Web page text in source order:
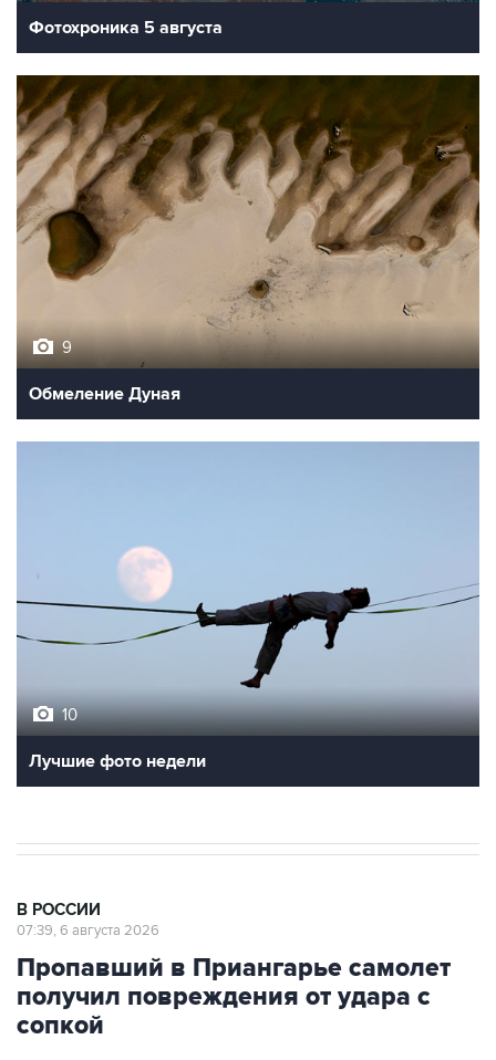
Фотохроника 5 августа
9
Обмеление Дуная
10
Лучшие фото недели
В РОССИИ
07:39, 6 августа 2026
Пропавший в Приангарье самолет
получил повреждения от удара с
сопкой